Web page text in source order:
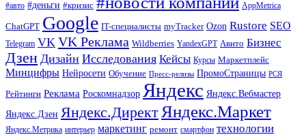
#авто #деньги #кризис AppMetrica
ChatGPT Google IT-специалисты myTracker Ozon Rustore SEO
Telegram VK VK Реклама Wildberries YandexGPT Авито Бизнес
Дзен Дизайн Исследования Кейсы Курсы Маркетплейс
Минцифры Нейросети Обучение Пресс-релизы ПромоСтраницы РСЯ
Рейтинги Реклама Роскомнадзор Яндекс Яндекс.Вебмастер
Яндекс.Дзен Яндекс.ДиректЯндекс.Маркет
Яндекс.Метрика интерьер маркетинг ремонт смартфон технологии